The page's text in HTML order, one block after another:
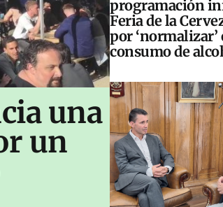
una
un
programación
Feria de la
por ‘normalizar’
consumo de